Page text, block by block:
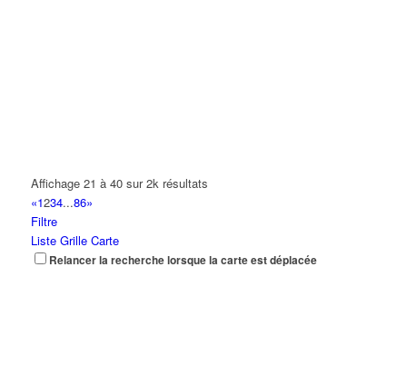
Affichage 21 à 40 sur 2k résultats
«1234...86»
Filtre
Liste Grille Carte
Relancer la recherche lorsque la carte est déplacée